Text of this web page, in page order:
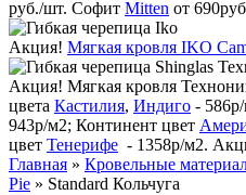
руб./шт. Софит Mitten от
Акция! Мягкая кровля IKO
Акция! Мягкая кровля
цвета Кастилия, Индиго -
943р/м2; Континент цвет
цвет Тенерифе - 1358р/м2.
Главная » Кровельные
Pie » Standard Кольчуга